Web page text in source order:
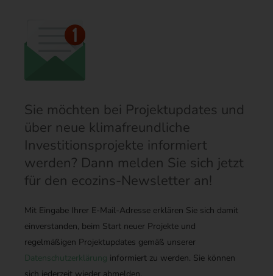
Sie möchten bei Projektupdates und
über neue klimafreundliche
Investitionsprojekte informiert
werden? Dann melden Sie sich jetzt
für den ecozins-Newsletter an!
Mit Eingabe Ihrer E-Mail-Adresse erklären Sie sich damit
einverstanden, beim Start neuer Projekte und
regelmäßigen Projektupdates gemäß unserer
Datenschutzerklärung informiert zu werden. Sie können